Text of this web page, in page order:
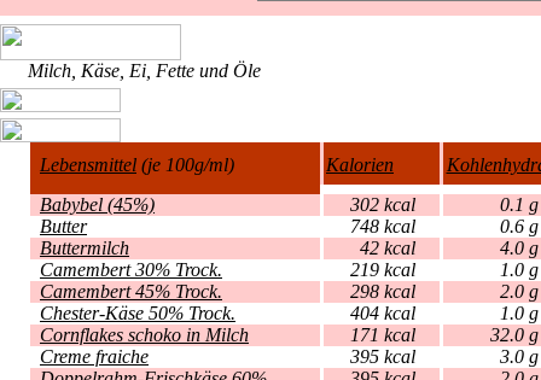
Milch, Käse, Ei, Fette und Öle
Lebensmittel (je 100g/ml) Kalorien
Babybel (45%)
302 kcal
Butter
748 kcal
Buttermilch
42 kcal
Camembert 30% Trock.
219 kcal
Camembert 45% Trock.
298 kcal
Chester-Käse 50% Trock.
404 kcal
Cornflakes schoko in Milch
171 kcal
Creme fraiche
395 kcal